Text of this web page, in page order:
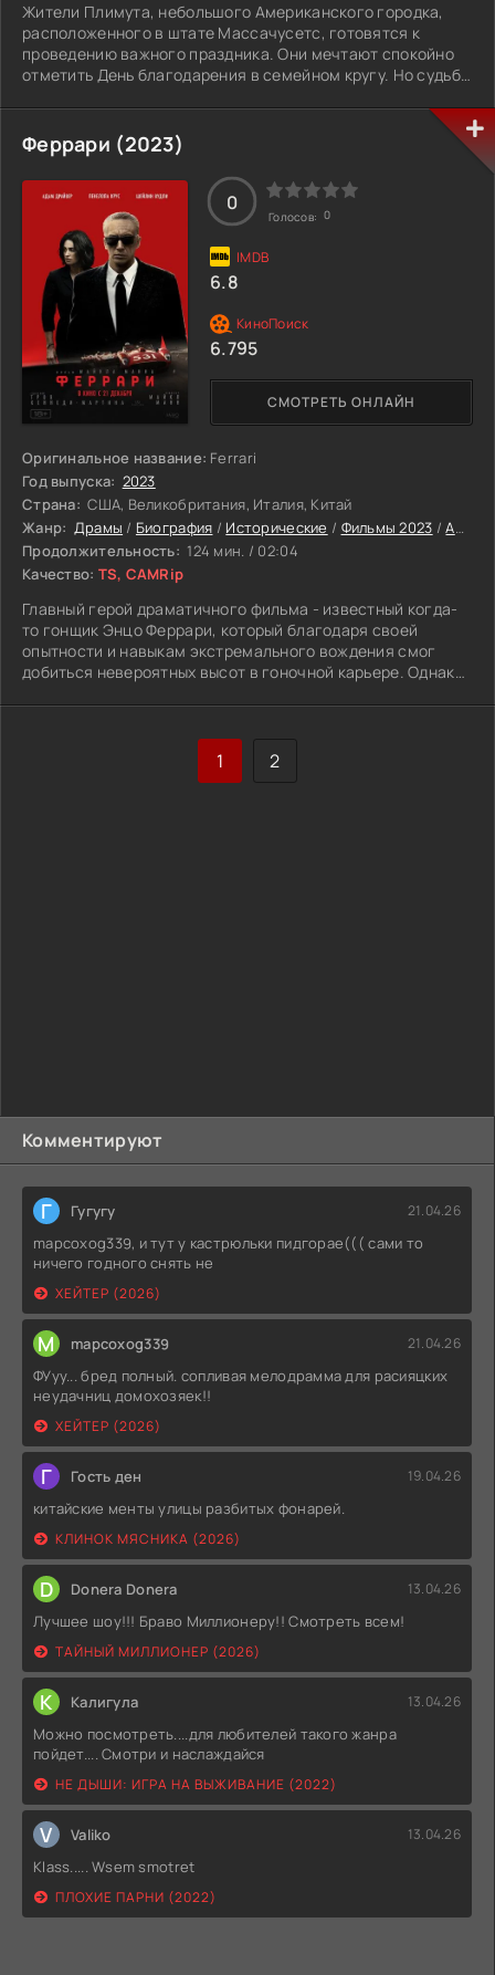
Комментируют
Г Гугугу 21.04.26
mapcoxog339, и тут у кастрюльки пидгорае((( сами то
ничего годного снять не
ХЕЙТЕР (2026)
M mapcoxog339 21.04.26
ФУуу... бред полный. сопливая мелодрамма для расияцких
неудачниц домохозяек!!
ХЕЙТЕР (2026)
Г Гость ден 19.04.26
китайские менты улицы разбитых фонарей.
КЛИНОК МЯСНИКА (2026)
D Donera Donera 13.04.26
Лучшее шоу!!! Браво Миллионеру!! Смотреть всем!
ТАЙНЫЙ МИЛЛИОНЕР (2026)
К Калигула 13.04.26
Можно посмотреть....для любителей такого жанра
пойдет.... Смотри и наслаждайся
НЕ ДЫШИ: ИГРА НА ВЫЖИВАНИЕ (2022)
V Valiko 13.04.26
Klass..... Wsem smotret
ПЛОХИЕ ПАРНИ (2022)
Жители Плимута, небольшого Американского городка,
расположенного в штате Массачусетс, готовятся к
проведению важного праздника. Они мечтают спокойно
отметить День благодарения в семейном кругу. Но судьба
этот период в городке начинает орудовать маньяк. Он
совершает жестокие преступления, не поддающиеся
объяснениям. Окружающие не могут понять, как убийца
выбирает жертв, почему совершает жесточайшую бойню.
Вскоре город погружается в кровавую и беспощадную
войну. Полицейским не удается оперативно разыскать и
произвести арест душегуба. События начинают
усугубляться. А таинственная личность уже
определяется, кто умрет следующим.
Феррари (2023)
Оригинальное название: Ferrari
Год выпуска: 2023
Страна: США, Великобритания, Италия, Китай
Жанр: Драмы / Биография / Исторические / Фильмы 2023 /Американские
Продолжительность: 124 мин. / 02:04
Качество: TS, CAMRip
Главный герой драматичного фильма - известный когда-
то гонщик Энцо Феррари, который благодаря своей
опытности и навыкам экстремального вождения смог
добиться невероятных высот в гоночной карьере. Однако
то, что мужчина так долго выстраивал. В личной жизни
полный бардак, а знаменитая Скудерия без пяти минут
обанкротится. Энцо хочет спасти ситуацию лично, а
потому отчаянно соглашается на участие в одной из
СМОТРЕТЬ ОНЛАЙН
0
Голосов: 0
6.8
6.795
1 2